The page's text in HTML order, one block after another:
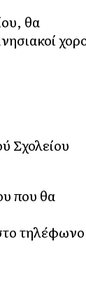
θα
Σχολείου
που θα
τηλέφωνο